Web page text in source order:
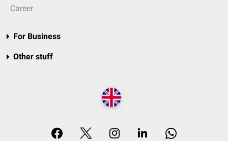
Career
For Business
Other stuff